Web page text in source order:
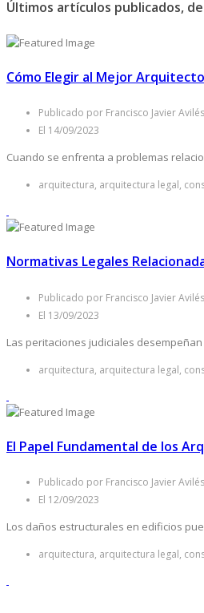
Últimos artículos publicados,
Cómo Elegir al Mejor
Publicado por Francisco Javier
El 14/09/2023
Cuando se enfrenta a problemas
arquitectura, arquitectura legal,
Normativas Legales
Publicado por Francisco Javier
El 13/09/2023
Las peritaciones judiciales
arquitectura, arquitectura legal,
El Papel Fundamental de los
Publicado por Francisco Javier
El 12/09/2023
Los daños estructurales en edificios
arquitectura, arquitectura legal,